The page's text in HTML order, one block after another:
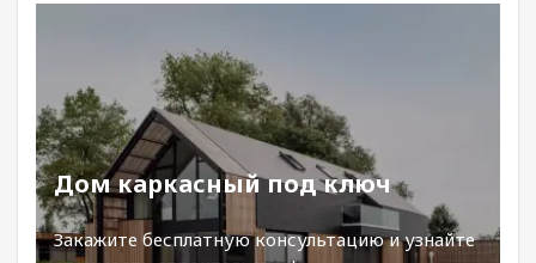
Дом каркасный под ключ
Закажите бесплатную консультацию и узнайте